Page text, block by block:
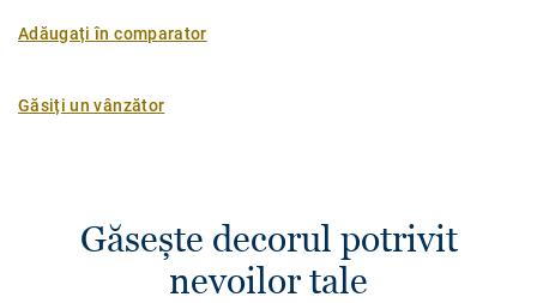
Adăugați în comparator
Găsiți un vânzător
Găsește decorul potrivit
nevoilor tale